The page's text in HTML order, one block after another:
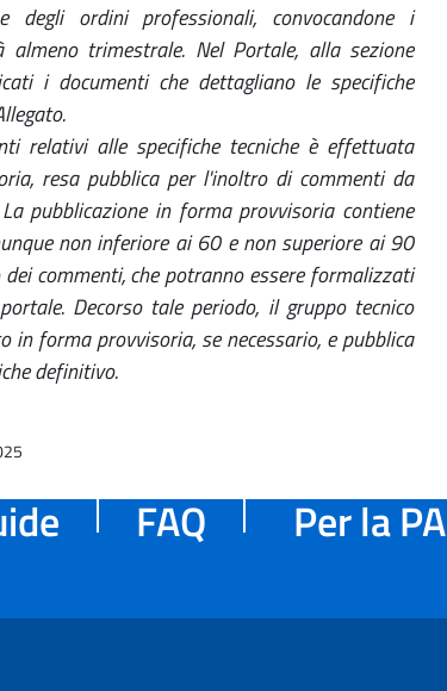
degli ordini professionali, convocandone i
almeno trimestrale. Nel Portale, alla sezione
i documenti che dettagliano le specifiche
relativi alle specifiche tecniche è effettuata
resa pubblica per l'inoltro di commenti da
pubblicazione in forma provvisoria contiene
non inferiore ai 60 e non superiore ai 90
commenti, che potranno essere formalizzati
Decorso tale periodo, il gruppo tecnico
in forma provvisoria, se necessario, e pubblica
definitivo.
FAQ Per la PA